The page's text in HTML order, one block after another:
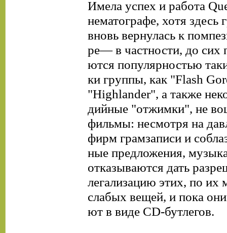
Имела успех и работа
нематографе, хотя здесь
вновь вернулась к
ре— в частности, до сих
ются популярностью
ки группы, как "Flash
"Highlander", а также
дийные "отжимки", не
фильмы: несмотря на
фирм грамзаписи и
ные предложения,
отказываются дать
легализацию этих, по их
слабых вещей, и пока
ют в виде CD-бутлегов.